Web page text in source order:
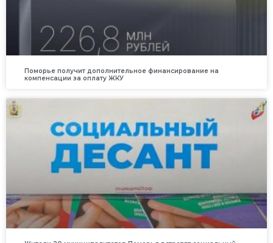
Поморье получит дополнительное финансирование на
компенсации за оплату ЖКУ